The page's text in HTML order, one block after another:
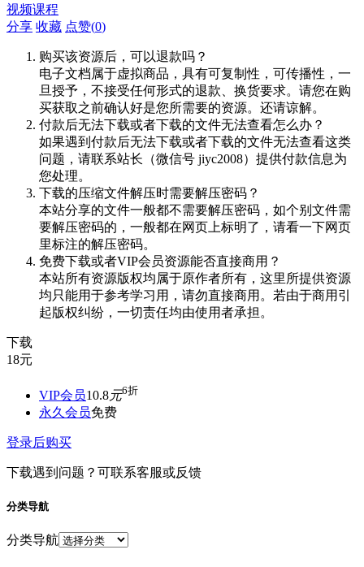
视频课程
分享 收藏 点赞(0)
购买该资源后，可以退款吗？
电子文档属于虚拟商品，具有可复制性，可传播性，一
旦授予，不接受任何形式的退款、换货要求。请您在购
买获取之前确认好是您所需要的资源。还请谅解。
付款后无法下载或者下载的文件无法查看怎么办？
如果遇到付款后无法下载或者下载的文件无法查看这类
问题，请联系站长（微信号 jiyc2008）提供付款信息为
您处理。
下载的压缩文件解压时需要解压密码？
本站分享的文件一般都不需要解压密码，如个别文件需
要解压密码的，一般都在网页上标明了，请看一下网页
里标注的解压密码。
免费下载或者VIP会员资源能否直接商用？
本站所有资源版权均属于原作者所有，这里所提供资源
均只能用于参考学习用，请勿直接商用。若由于商用引
起版权纠纷，一切责任均由使用者承担。
下载
18元
VIP会员10.8元6折
永久会员免费
登录后购买
下载遇到问题？可联系客服或反馈
分类导航
分类导航